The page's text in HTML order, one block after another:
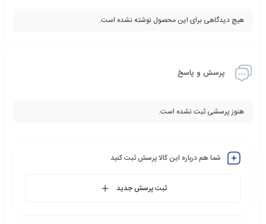
هیچ دیدگاهی برای این محصول نوشته نشده است.
پرسش و پاسخ
هنوز پرسشی ثبت نشده است.
شما هم درباره این کالا پرسش ثبت کنید
ثبت پرسش جدید